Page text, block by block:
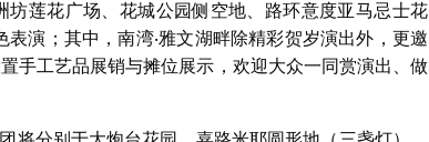
莲花广场、花城公园侧空地、路环意度亚马忌士花
演；其中，南湾‧雅文湖畔除精彩贺岁演出外，更邀
手工艺品展销与摊位展示，欢迎大众一同赏演出、做